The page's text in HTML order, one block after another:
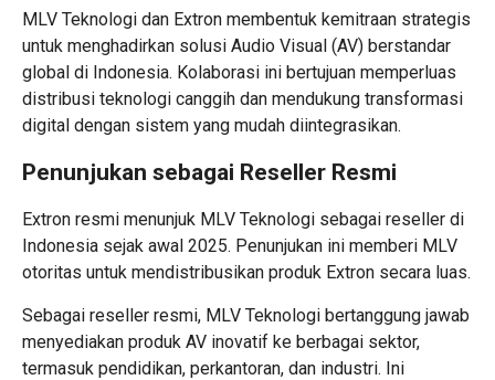
MLV Teknologi dan Extron membentuk kemitraan strategis
untuk menghadirkan solusi Audio Visual (AV) berstandar
global di Indonesia. Kolaborasi ini bertujuan memperluas
distribusi teknologi canggih dan mendukung transformasi
digital dengan sistem yang mudah diintegrasikan.
Penunjukan sebagai Reseller Resmi
Extron resmi menunjuk MLV Teknologi sebagai reseller di
Indonesia sejak awal 2025. Penunjukan ini memberi MLV
otoritas untuk mendistribusikan produk Extron secara luas.
Sebagai reseller resmi, MLV Teknologi bertanggung jawab
menyediakan produk AV inovatif ke berbagai sektor,
termasuk pendidikan, perkantoran, dan industri. Ini